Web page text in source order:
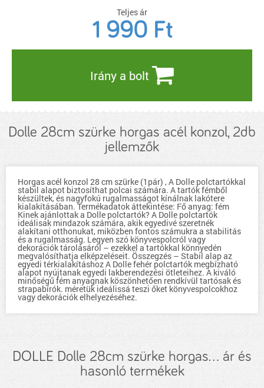
Teljes ár
1 990 Ft
Irány a bolt
Dolle 28cm szürke horgas acél konzol, 2db
jellemzők
Horgas acél konzol 28 cm szürke (1pár) , A Dolle polctartókkal
stabil alapot biztosíthat polcai számára. A tartók fémből
készültek, és nagyfokú rugalmasságot kínálnak lakótere
kialakításában. Termékadatok áttekintése: Fő anyag: fém
Kinek ajánlottak a Dolle polctartók? A Dolle polctartók
ideálisak mindazok számára, akik egyedivé szeretnék
alakítani otthonukat, miközben fontos számukra a stabilitás
és a rugalmasság. Legyen szó könyvespolcról vagy
dekorációk tárolásáról – ezekkel a tartókkal könnyedén
megvalósíthatja elképzeléseit. Összegzés – Stabil alap az
egyedi térkialakításhoz A Dolle fehér polctartók megbízható
alapot nyújtanak egyedi lakberendezési ötleteihez. A kiváló
minőségű fém anyagnak köszönhetően rendkívül tartósak és
strapabírók. méretük ideálissá teszi őket könyvespolcokhoz
vagy dekorációk elhelyezéséhez.
DOLLE Dolle 28cm szürke horgas... ár és
hasonló termékek